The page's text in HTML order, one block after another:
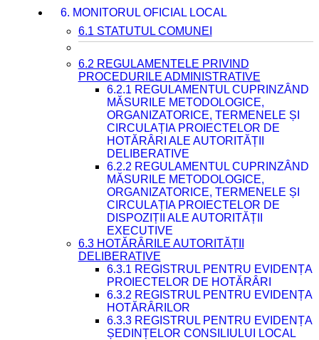
6. MONITORUL OFICIAL LOCAL
6.1 STATUTUL COMUNEI
6.2 REGULAMENTELE PRIVIND
PROCEDURILE ADMINISTRATIVE
6.2.1 REGULAMENTUL CUPRINZÂND
MĂSURILE METODOLOGICE,
ORGANIZATORICE, TERMENELE ȘI
CIRCULAȚIA PROIECTELOR DE
HOTĂRÂRI ALE AUTORITĂȚII
DELIBERATIVE
6.2.2 REGULAMENTUL CUPRINZÂND
MĂSURILE METODOLOGICE,
ORGANIZATORICE, TERMENELE ȘI
CIRCULAȚIA PROIECTELOR DE
DISPOZIȚII ALE AUTORITĂȚII
EXECUTIVE
6.3 HOTĂRÂRILE AUTORITĂȚII
DELIBERATIVE
6.3.1 REGISTRUL PENTRU EVIDENȚA
PROIECTELOR DE HOTĂRÂRI
6.3.2 REGISTRUL PENTRU EVIDENȚA
HOTĂRÂRILOR
6.3.3 REGISTRUL PENTRU EVIDENȚA
ȘEDINȚELOR CONSILIULUI LOCAL